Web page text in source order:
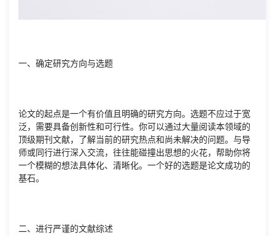
一、确定研究方向与选题
论文的起点是一个有价值且明确的研究方向。选题不应过于宽
泛，需要具备创新性和可行性。你可以通过大量阅读本领域的
顶级期刊文献，了解当前的研究热点和尚未解决的问题。与导
师或同行进行深入交流，往往能碰撞出思想的火花，帮助你将
一个模糊的想法具体化、清晰化。一个好的选题是论文成功的
基石。
二、进行严谨的文献综述